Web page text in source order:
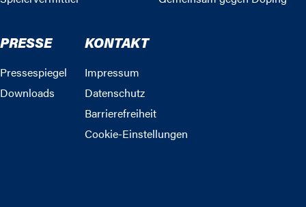
PRESSE
Pressespiegel
Downloads
KONTAKT
Impressum
Datenschutz
Barrierefreiheit
Cookie-Einstellungen